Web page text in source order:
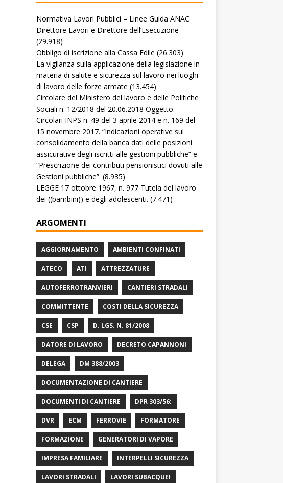
Normativa Lavori Pubblici – Linee Guida ANAC
Direttore Lavori e Direttore dell’Esecuzione
(29.918)
Obbligo di iscrizione alla Cassa Edile (26.303)
La vigilanza sulla applicazione della legislazione in
materia di salute e sicurezza sul lavoro nei luoghi
di lavoro delle forze armate (13.454)
Circolare del Ministero del lavoro e delle Politiche
Sociali n. 12/2018 del 20.06.2018 Oggetto:
Circolari INPS n. 49 del 3 aprile 2014 e n. 169 del
15 novembre 2017. “Indicazioni operative sul
consolidamento della banca dati delle posizioni
assicurative degli iscritti alle gestioni pubbliche” e
“Prescrizione dei contributi pensionistici dovuti alle
Gestioni pubbliche”. (8.935)
LEGGE 17 ottobre 1967, n. 977 Tutela del lavoro
dei ((bambini)) e degli adolescenti. (7.471)
ARGOMENTI
AGGIORNAMENTO AMBIENTI CONFINATI
ATECO ATI ATTREZZATURE
AUTOFERROTRANVIERI CANTIERI STRADALI
COMMITTENTE COSTI DELLA SICUREZZA
CSE CSP D. LGS. N. 81/2008
DATORE DI LAVORO DECRETO CAPANNONI
DELEGA DM 388/2003
DOCUMENTAZIONE DI CANTIERE
DOCUMENTI DI CANTIERE DPR 303/56;
DVR ECM FERROVIE FORMATORE
FORMAZIONE GENERATORI DI VAPORE
IMPRESA FAMILIARE INTERPELLI SICUREZZA
LAVORI STRADALI LAVORI SUBACQUEI